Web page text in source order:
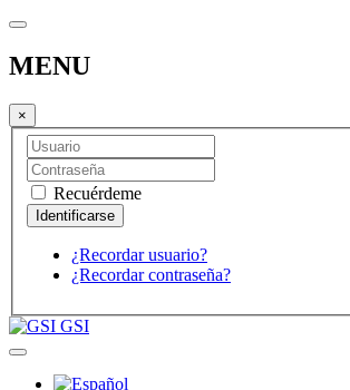
MENU
×
Recuérdeme
¿Recordar usuario?
¿Recordar contraseña?
GSI